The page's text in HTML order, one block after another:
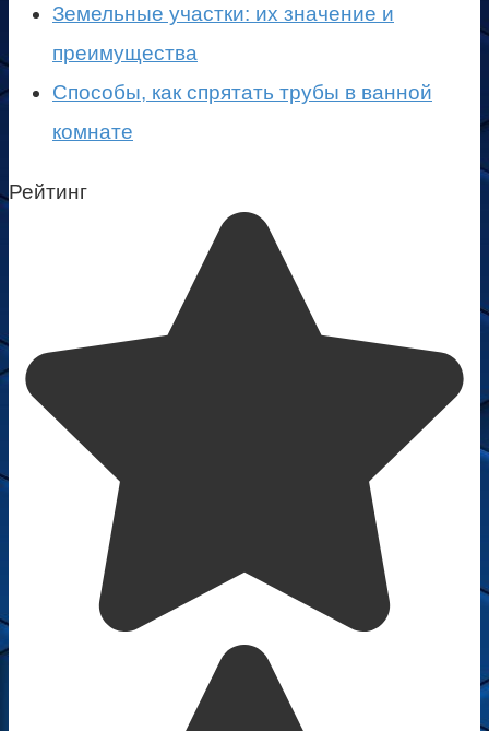
Земельные участки: их значение и
преимущества
Способы, как спрятать трубы в ванной
комнате
Рейтинг